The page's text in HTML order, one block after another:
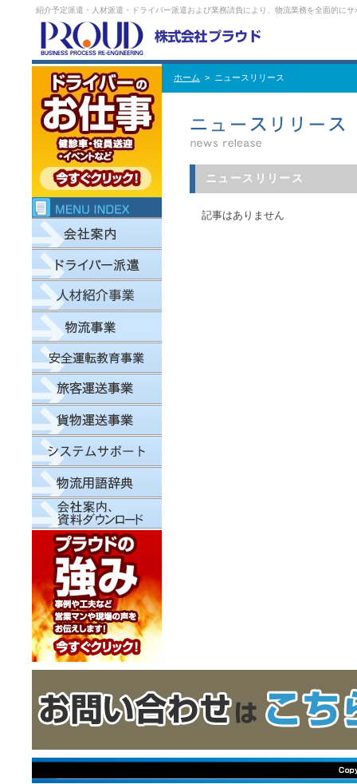
紹介予定派遣・人材派遣・ドライバー派遣および業務請負により、物流業務を全面的に
ホーム > ニュースリリース
ニュースリリース
記事はありません